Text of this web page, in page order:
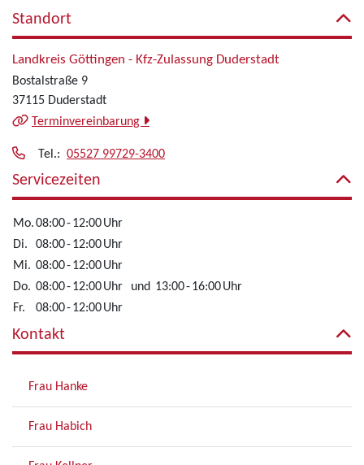
Standort
Landkreis Göttingen - Kfz-Zulassung Duderstadt
Bostalstraße 9
37115 Duderstadt
Terminvereinbarung
Tel.: 05527 99729-3400
Servicezeiten
Mo.08:00-12:00Uhr
Di.
08:00-12:00Uhr
Mi. 08:00-12:00Uhr
Do. 08:00-12:00Uhr und 13:00-16:00Uhr
Fr.
08:00-12:00Uhr
Kontakt
Frau Hanke
Frau Habich